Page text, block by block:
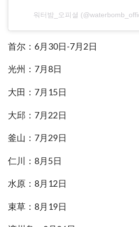
워터밤_오피셜
首尔：6月30日-7月2日
光州：7月8日
大田：7月15日
大邱：7月22日
釜山：7月29日
仁川：8月5日
水原：8月12日
束草：8月19日